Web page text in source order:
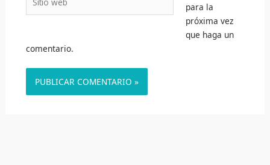
para la
próxima vez
que haga un
comentario.